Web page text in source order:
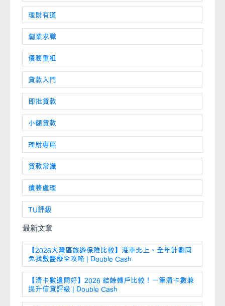
理財有道
創業求職
債務重組
貸款入門
即批貸款
小額貸款
理財專區
貸款常識
債務處理
TU評級
最新文章
【2026大灣區旅遊保險比較】港車北上、全年計劃同
免找數醫療全攻略 | Double Cash
【清卡數邊間好】2026 結餘轉戶比較！一筆清卡數兼
提升信貸評級 | Double Cash